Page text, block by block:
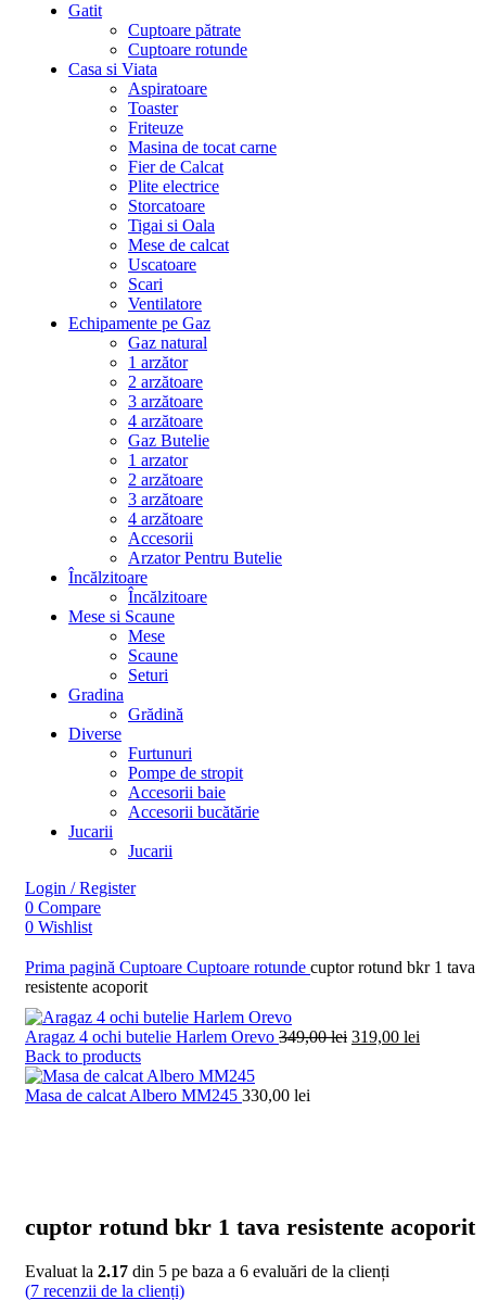
Gatit
Cuptoare pătrate
Cuptoare rotunde
Casa si Viata
Aspiratoare
Toaster
Friteuze
Masina de tocat carne
Fier de Calcat
Plite electrice
Storcatoare
Tigai si Oala
Mese de calcat
Uscatoare
Scari
Ventilatore
Echipamente pe Gaz
Gaz natural
1 arzător
2 arzătoare
3 arzătoare
4 arzătoare
Gaz Butelie
1 arzator
2 arzătoare
3 arzătoare
4 arzătoare
Accesorii
Arzator Pentru Butelie
Încălzitoare
Încălzitoare
Mese si Scaune
Mese
Scaune
Seturi
Gradina
Grădină
Diverse
Furtunuri
Pompe de stropit
Accesorii baie
Accesorii bucătărie
Jucarii
Jucarii
Login / Register
0 Compare
0 Wishlist
Search
Prima pagină Cuptoare Cuptoare rotunde cuptor rotund bkr 1 tava
resistente acoporit
Aragaz 4 ochi butelie Harlem Orevo 349,00lei Prețul
319,00 lei
Back to products
Masa de calcat Albero MM245 330,00 lei
cuptor rotund bkr 1 tava resistente acoporit
Evaluat la 2.17 din 5 pe baza a 6 evaluări de la clienți
(7 recenzii de la clienți)